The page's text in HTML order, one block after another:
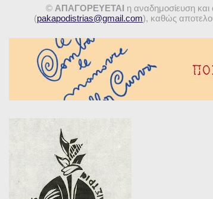
© ΑΠΑΓΟΡΕΥΕΤΑΙ η αναδημοσίευση
(pakapodistrias@gmail.com), καθώς